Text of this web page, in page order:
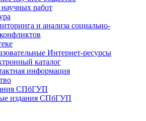
работ
и анализа социально-
Интернет-ресурсы
каталог
информация
СПбГУП
издания СПбГУП